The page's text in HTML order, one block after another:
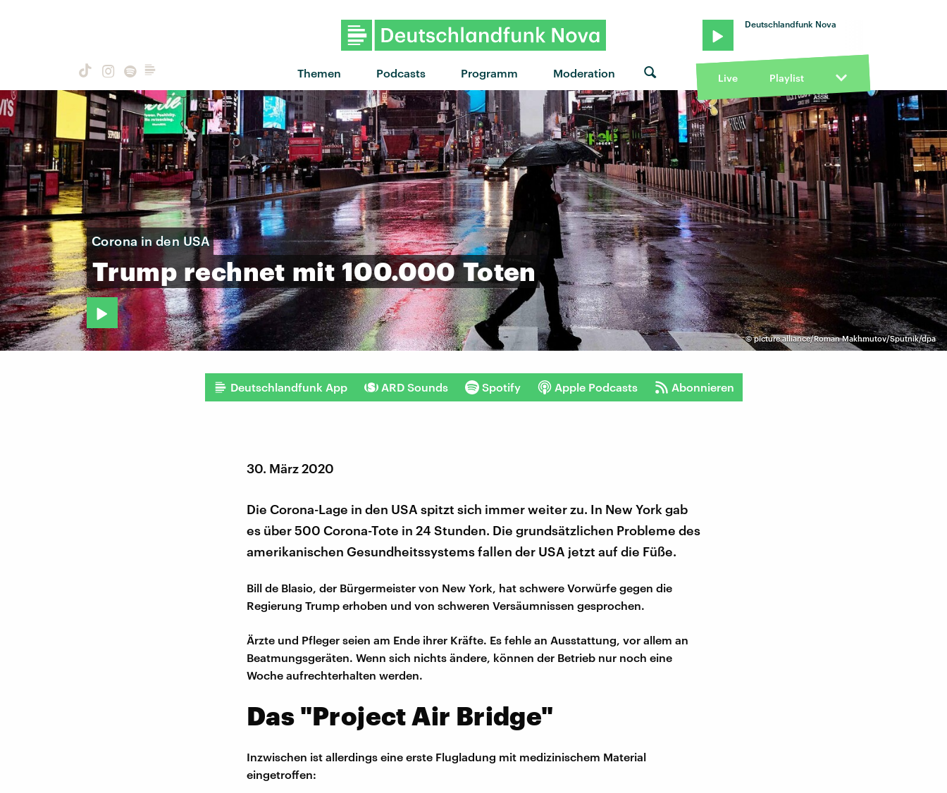
Themen Podcasts Programm Moderation
Deutschlandfunk Nova
Live Playlist
©picture alliance/Roman Makhmutov/Sputnik/dpa
Corona in den USA
Trump rechnet mit 100.000 Toten
Deutschlandfunk App ARD Sounds Spotify Apple Podcasts Abonnieren
30. März 2020
Die Corona-Lage in den USA spitzt sich immer weiter zu. In New York gab
es über 500 Corona-Tote in 24 Stunden. Die grundsätzlichen Probleme des
amerikanischen Gesundheitssystems fallen der USA jetzt auf die Füße.
Bill de Blasio, der Bürgermeister von New York, hat schwere Vorwürfe gegen die
Regierung Trump erhoben und von schweren Versäumnissen gesprochen.
Ärzte und Pfleger seien am Ende ihrer Kräfte. Es fehle an Ausstattung, vor allem an
Beatmungsgeräten. Wenn sich nichts ändere, können der Betrieb nur noch eine
Woche aufrechterhalten werden.
Das "Project Air Bridge"
Inzwischen ist allerdings eine erste Flugladung mit medizinischem Material
eingetroffen: